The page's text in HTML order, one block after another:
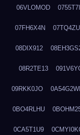
06VLOMOD
07FH6X4N
08DIX912
08R2TE13
09RKK0JO
0BO4RLHU
0CA5T1U9